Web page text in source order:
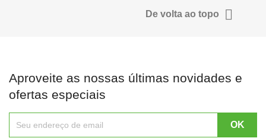
De volta ao topo 
Aproveite as nossas últimas novidades e
ofertas especiais